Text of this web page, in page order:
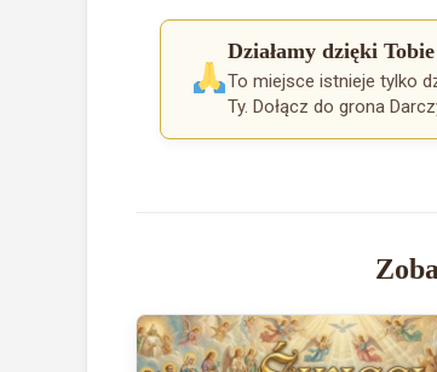
Działamy dzięki Tobie
To miejsce istnieje tylko
Ty. Dołącz do grona